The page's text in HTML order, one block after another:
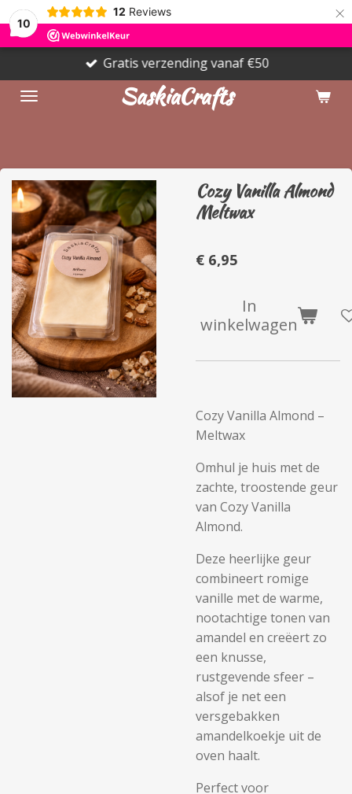
10
12 Reviews ×
SaskiaCrafts
Gratis verzending vanaf €50
Cozy Vanilla Almond
Meltwax
€ 6,95
In
winkelwagen
Cozy Vanilla Almond –
Meltwax
Omhul je huis met de
zachte, troostende geur
van Cozy Vanilla
Almond.
Deze heerlijke geur
combineert romige
vanille met de warme,
nootachtige tonen van
amandel en creëert zo
een knusse,
rustgevende sfeer –
alsof je net een
versgebakken
amandelkoekje uit de
oven haalt.
Perfect voor